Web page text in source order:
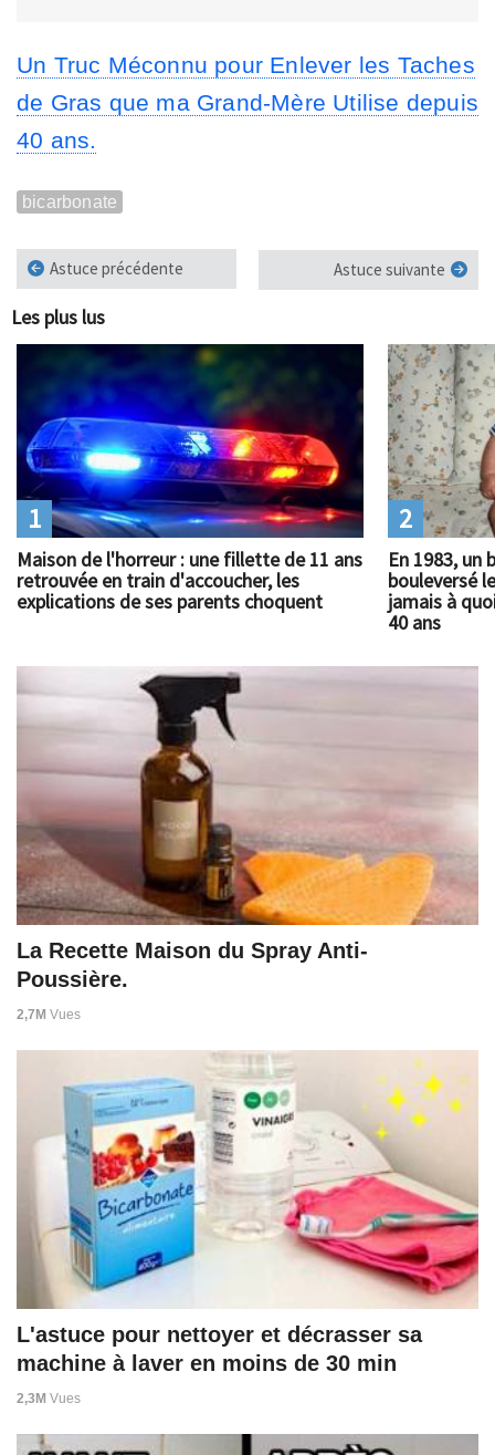
Un Truc Méconnu pour Enlever les Taches
de Gras que ma Grand-Mère Utilise depuis
40 ans.
bicarbonate
Astuce précédente Astuce suivante
Les plus lus
Maison de l'horreur : une fillette de 11 ans
retrouvée en train d'accoucher, les
explications de ses parents choquent
1
En 1983, un
bouleversé
jamais à
40 ans
2
La Recette Maison du Spray Anti-
Poussière.
2,7M Vues
L'astuce pour nettoyer et décrasser sa
machine à laver en moins de 30 min
2,3M Vues